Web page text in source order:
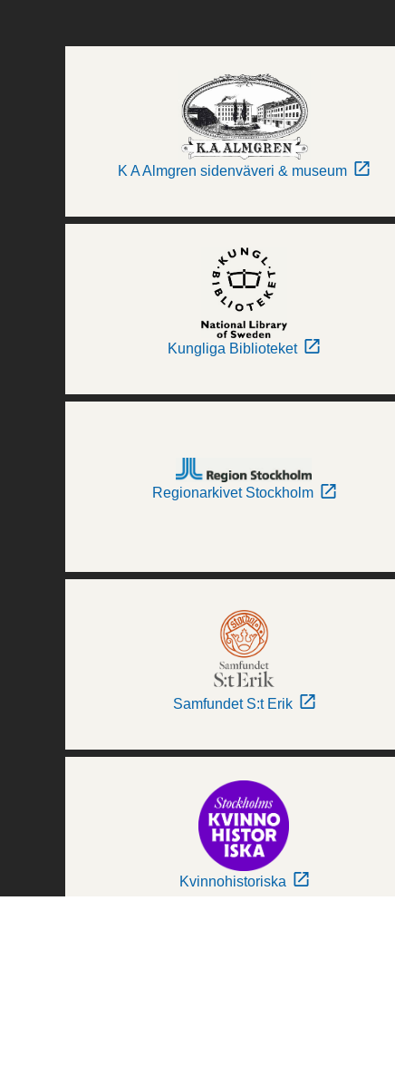
K A Almgren sidenväveri & museum
Kungliga Biblioteket
Regionarkivet Stockholm
Samfundet S:t Erik
Kvinnohistoriska